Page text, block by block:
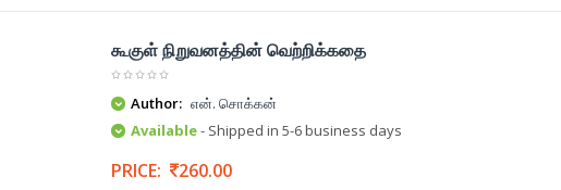
கூகுள் நிறுவனத்தின் வெற்றிக்கதை
Author: என். சொக்கன்
Available- Shipped in 5-6 business days
PRICE: 260.00